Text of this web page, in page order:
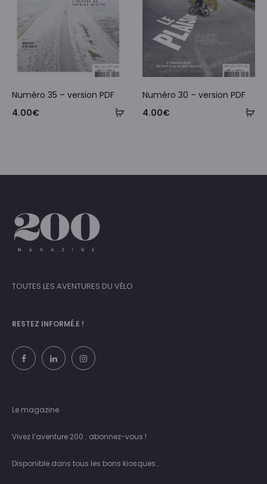
Numéro 35 – version PDF
4.00€
Numéro 30 – version PDF
4.00€
TOUTES LES AVENTURES DU VÉLO
RESTEZ INFORMÉ.E !
Le magazine
Vivez l’aventure 200 : abonnez-vous !
Disponible dans tous les bons kiosques…